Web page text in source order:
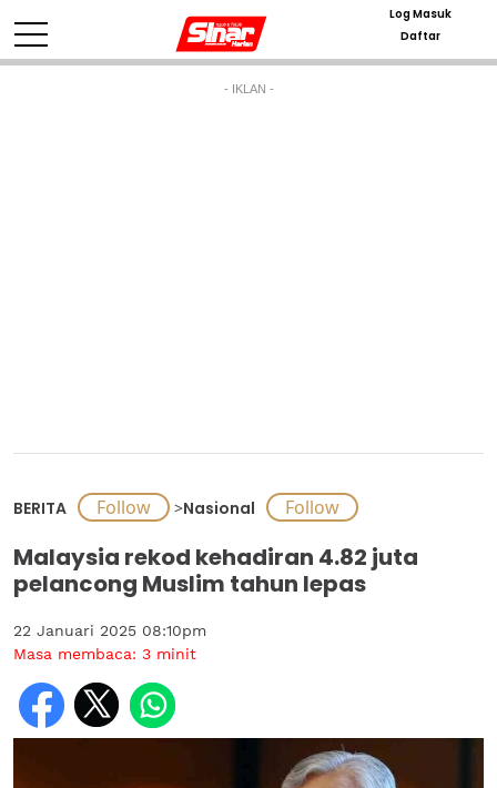
Log Masuk
Daftar
- IKLAN -
BERITA >Nasional
Malaysia rekod kehadiran 4.82 juta
pelancong Muslim tahun lepas
22 Januari 2025 08:10pm
Masa membaca: 3 minit